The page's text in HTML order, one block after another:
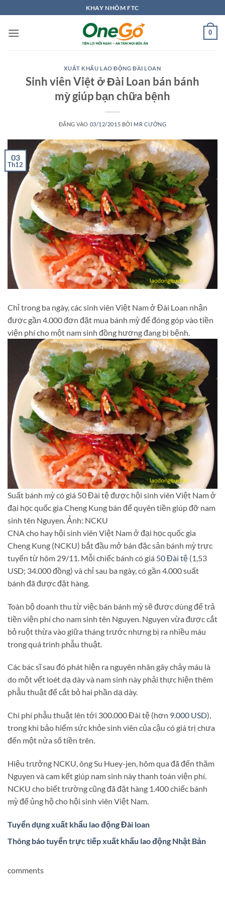
qua
nội
KHAY NHÔM FTC
0
XUẤT KHẨU LAO ĐỘNG ĐÀI LOAN
Sinh viên Việt ở Đài Loan bán bánh
mỳ giúp bạn chữa bệnh
ĐĂNG VÀO 03/12/2015 BỞI MR CƯỜNG
03
Th12
Chỉ trong ba ngày, các sinh viên Việt Nam ở Đài Loan nhận
được gần 4.000 đơn đặt mua bánh mỳ để đóng góp vào tiền
viện phí cho một nam sinh đồng hương đang bị bệnh.
Suất bánh mỳ có giá 50 Đài tệ được hội sinh viên Việt Nam ở
đại học quốc gia Cheng Kung bán để quyên tiền giúp đỡ nam
sinh tên Nguyen. Ảnh: NCKU
CNA cho hay hội sinh viên Việt Nam ở đại học quốc gia
Cheng Kung (NCKU) bắt đầu mở bán đặc sản bánh mỳ trực
tuyến từ hôm 29/11. Mỗi chiếc bánh có giá 50 Đài tệ (1,53
USD; 34.000 đồng) và chỉ sau ba ngày, có gần 4.000 suất
bánh đã được đặt hàng.
Toàn bộ doanh thu từ việc bán bánh mỳ sẽ được dùng để trả
tiền viện phí cho nam sinh tên Nguyen. Nguyen vừa được cắt
bỏ ruột thừa vào giữa tháng trước nhưng bị ra nhiều máu
trong quá trình phẫu thuật.
Các bác sĩ sau đó phát hiện ra nguyên nhân gây chảy máu là
do một vết loét dạ dày và nam sinh này phải thực hiện thêm
phẫu thuật để cắt bỏ hai phần dạ dày.
Chi phí phẫu thuật lên tới 300.000 Đài tệ (hơn 9.000 USD),
trong khi bảo hiểm sức khỏe sinh viên của cậu có giá trị chưa
đến một nửa số tiền trên.
Hiệu trưởng NCKU, ông Su Huey-jen, hôm qua đã đến thăm
Nguyen và cam kết giúp nam sinh này thanh toán viện phí.
NCKU cho biết trường cũng đã đặt hàng 1.400 chiếc bánh
mỳ để ủng hộ cho hội sinh viên Việt Nam.
Tuyển dụng xuất khẩu lao động Đài loan
Thông báo tuyển trực tiếp xuất khẩu lao động Nhật Bản
comments